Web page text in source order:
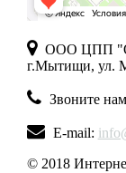
ООО ЦПП
г.Мытищи, ул.
Звоните
E-mail:
© 2018